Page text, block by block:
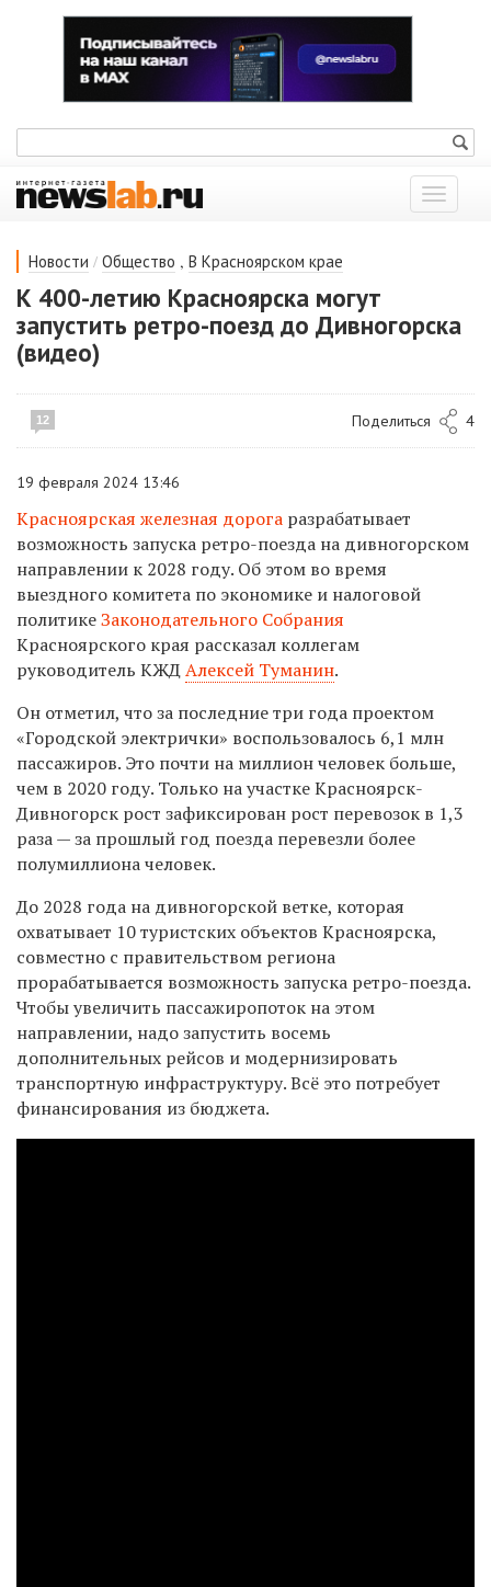
Показать
меню
Новости / Общество , В Красноярском крае
К 400-летию Красноярска могут
запустить ретро-поезд до Дивногорска
(видео)
12 Поделиться 4
19 февраля 2024 13:46
Красноярская железная дорога разрабатывает
возможность запуска ретро-поезда на дивногорском
направлении к 2028 году. Об этом во время
выездного комитета по экономике и налоговой
политикеЗаконодательного Собрания
Красноярского края рассказал коллегам
руководитель КЖДАлексей Туманин.
Он отметил, что за последние три года проектом
«Городской электрички» воспользовалось 6,1 млн
пассажиров. Это почти на миллион человек больше,
чем в 2020 году. Только на участке Красноярск-
Дивногорск рост зафиксирован рост перевозок в 1,3
раза — за прошлый год поезда перевезли более
полумиллиона человек.
До 2028 года на дивногорской ветке, которая
охватывает 10 туристских объектов Красноярска,
совместно с правительством региона
прорабатывается возможность запуска ретро-поезда.
Чтобы увеличить пассажиропоток на этом
направлении, надо запустить восемь
дополнительных рейсов и модернизировать
транспортную инфраструктуру. Всё это потребует
финансирования из бюджета.